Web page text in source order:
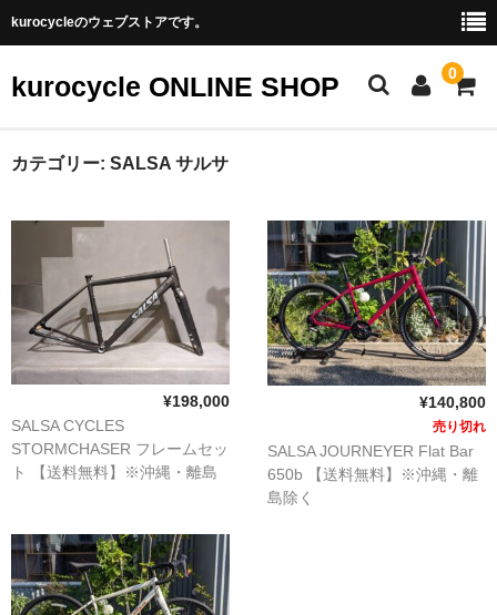
kurocycleのウェブストアです。
kurocycle ONLINE SHOP 0
STORE TOP
アクセサリ
パーツ
フレーム
完成車
MB WEAR エムビーウェア
SURLY サーリー
カテゴリー: SALSA サルサ
¥198,000
SALSA CYCLES
STORMCHASER フレームセッ
ト 【送料無料】※沖縄・離島
¥140,800
売り切れ
SALSA JOURNEYER Flat Bar
650b 【送料無料】※沖縄・離
島除く